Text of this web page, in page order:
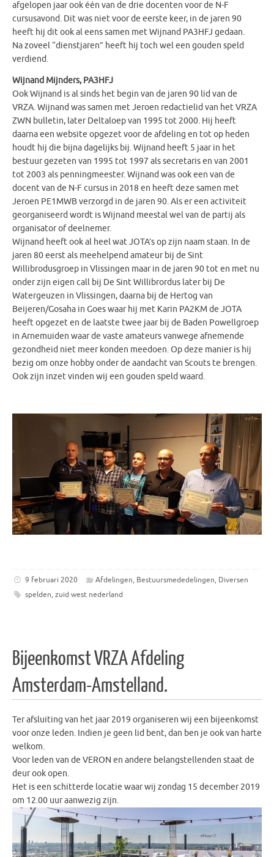
afgelopen jaar ook één van de drie docenten voor de N-F
cursusavond. Dit was niet voor de eerste keer, in de jaren 90
heeft hij dit ook al eens samen met Wijnand PA3HFJ gedaan.
Na zoveel “dienstjaren” heeft hij toch wel een gouden speld
verdiend.
Wijnand Mijnders, PA3HFJ
Ook Wijnand is al sinds het begin van de jaren 90 lid van de
VRZA. Wijnand was samen met Jeroen redactielid van het VRZA
ZWN bulletin, later Deltaloep van 1995 tot 2000. Hij heeft
daarna een website opgezet voor de afdeling en tot op heden
houdt hij die bijna dagelijks bij. Wijnand heeft 5 jaar in het
bestuur gezeten van 1995 tot 1997 als secretaris en van 2001
tot 2003 als penningmeester. Wijnand was ook een van de
docent van de N-F cursus in 2018 en heeft deze samen met
Jeroen PE1MWB verzorgd in de jaren 90. Als er een activiteit
georganiseerd wordt is Wijnand meestal wel van de partij als
organisator of deelnemer.
Wijnand heeft ook al heel wat JOTA’s op zijn naam staan. In de
jaren 80 eerst als meehelpend amateur bij de Sint
Willibrodusgroep in Vlissingen maar in de jaren 90 tot en met nu
onder zijn eigen call bij De Sint Willibrordus later bij De
Watergeuzen in Vlissingen, daarna bij de Hertog van
Beijeren/Gosaha in Goes waar hij met Karin PA2KM de JOTA
heeft opgezet en de laatste twee jaar bij de Baden Powellgroep
in Arnemuiden waar de vaste amateurs vanwege afnemende
gezondheid niet meer konden meedoen. Op deze manier is hij
bezig om onze hobby onder de aandacht van Scouts te brengen.
Ook zijn inzet vinden wij een gouden speld waard.
9 februari 2020 Afdelingen, Bestuursmededelingen, Diversen
spelden, zuid west nederland
Bijeenkomst VRZA Afdeling
Amsterdam-Amstelland.
Ter afsluiting van het jaar 2019 organiseren wij een bijeenkomst
voor onze leden. Indien je geen lid bent, dan ben je ook van harte
welkom.
Voor leden van de VERON en andere belangstellenden staat de
deur ook open.
Het is een schitterde locatie waar wij zondag 15 december 2019
om 12.00 uur aanwezig zijn.